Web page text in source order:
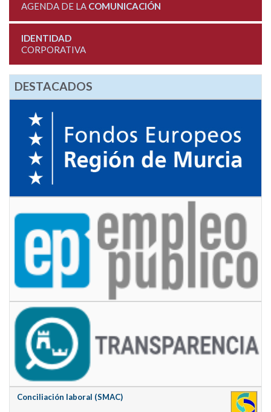
AGENDA DE LA COMUNICACIÓN
IDENTIDAD
CORPORATIVA
DESTACADOS
Conciliación laboral (SMAC)